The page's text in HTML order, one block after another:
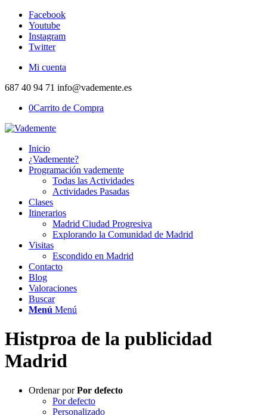
Facebook
Youtube
Instagram
Twitter
Mi cuenta
687 40 94 71 info@vademente.es
0Carrito de Compra
Inicio
¿Vademente?
Programación vademente
Todas las Actividades
Actividades Pasadas
Clases
Itinerarios
Madrid Ciudad Progresiva
Explorando la Comunidad de Madrid
Visitas
Escondido en Madrid
Contacto
Blog
Valoraciones
Buscar
Menú Menú
Histproa de la publicidad
Madrid
Ordenar porPor defecto
Por defecto
Personalizado